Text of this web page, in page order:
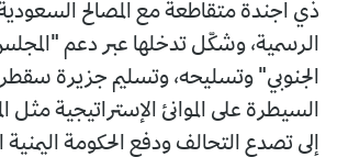
ذي أجندة متقاطعة مع المصالح السعودية
الرسمية، وشكّل تدخلها عبر دعم "المجلس
الجنوبي" وتسليحه، وتسليم جزيرة
السيطرة على الموانئ الإستراتيجية مثل
إلى تصدع التحالف ودفع الحكومة اليمنية